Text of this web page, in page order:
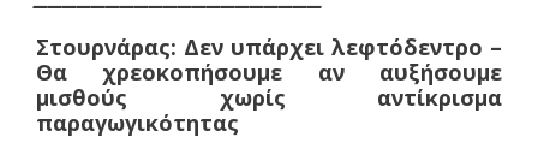
Στουρνάρας: Δεν υπάρχει λεφτόδεντρο –
Θα χρεοκοπήσουμε αν αυξήσουμε
μισθούς χωρίς αντίκρισμα
παραγωγικότητας